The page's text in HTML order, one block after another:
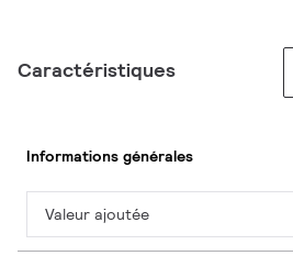
Caractéristiques
Informations générales
Valeur ajoutée